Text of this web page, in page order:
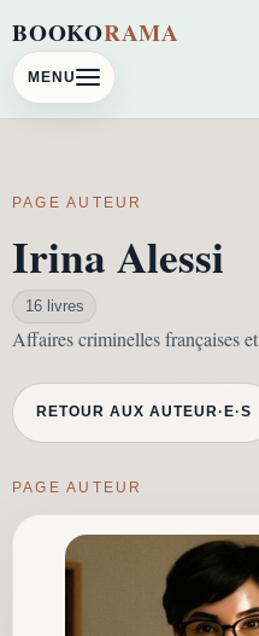
BOOKORAMA
MENU
PAGE AUTEUR
Irina Alessi
16 livres
Affaires criminelles françaises
RETOUR AUX AUTEUR·E·S
PAGE AUTEUR